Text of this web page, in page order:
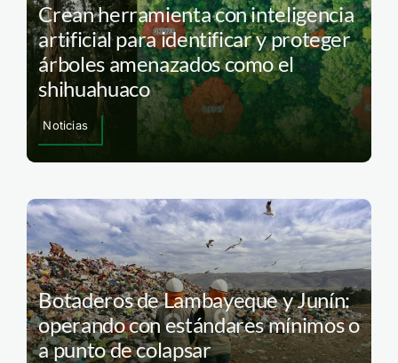
Crean herramienta con inteligencia
artificial para identificar y proteger
árboles amenazados como el
shihuahuaco
Noticias
Botaderos de Lambayeque y Junín:
operando con estándares mínimos o
a punto de colapsar